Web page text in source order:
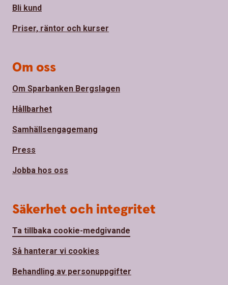
Bli kund
Priser, räntor och kurser
Om oss
Om Sparbanken Bergslagen
Hållbarhet
Samhällsengagemang
Press
Jobba hos oss
Säkerhet och integritet
Ta tillbaka cookie-medgivande
Så hanterar vi cookies
Behandling av personuppgifter